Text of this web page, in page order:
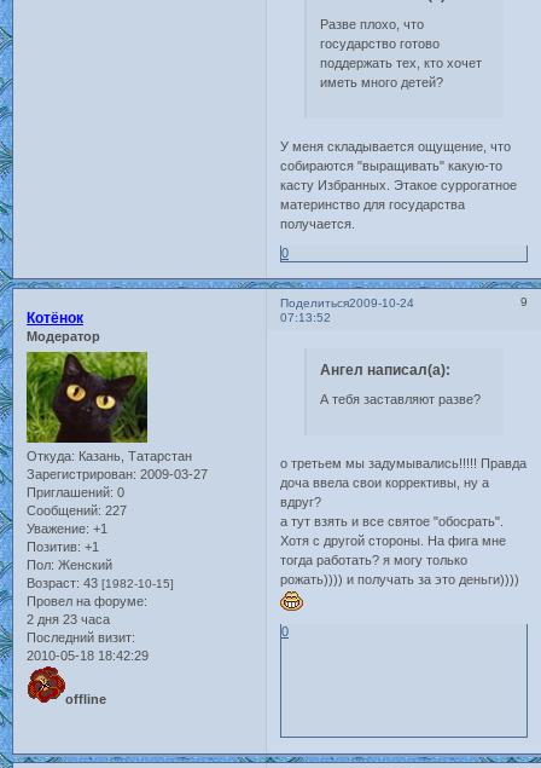
Разве плохо, что
государство готово
поддержать тех, кто хочет
иметь много детей?
У меня складывается ощущение, что
собираются "выращивать" какую-то
касту Избранных. Этакое суррогатное
материнство для государства
получается.
0
Поделиться 9
2009-10-24
07:13:52
Котёнок
Модератор
Откуда: Казань, Татарстан
Зарегистрирован: 2009-03-27
Приглашений: 0
Сообщений: 227
Уважение: +1
Позитив: +1
Пол: Женский
Возраст: 43 [1982-10-15]
Провел на форуме:
2 дня 23 часа
Последний визит:
2010-05-18 18:42:29
offline
Ангел написал(а):
А тебя заставляют разве?
о третьем мы задумывались!!!!! Правда
доча ввела свои коррективы, ну а
вдруг?
а тут взять и все святое "обосрать".
Хотя с другой стороны. На фига мне
тогда работать? я могу только
рожать)))) и получать за это деньги))))
0